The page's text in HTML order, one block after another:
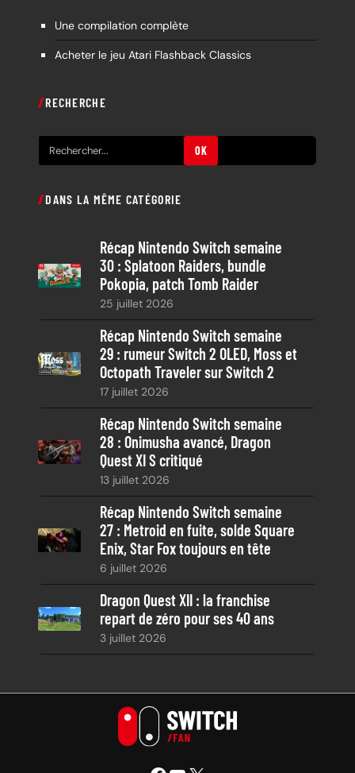
Une compilation complète
Acheter le jeu Atari Flashback Classics
RECHERCHE
e
h
c
h
OK
DANS LA MÊME CATÉGORIE
Récap Nintendo Switch semaine
30 : Splatoon Raiders, bundle
Pokopia, patch Tomb Raider
25 juillet 2026
Récap Nintendo Switch semaine
29 : rumeur Switch 2 OLED, Moss et
Octopath Traveler sur Switch 2
17 juillet 2026
Récap Nintendo Switch semaine
28 : Onimusha avancé, Dragon
Quest XI S critiqué
13 juillet 2026
Récap Nintendo Switch semaine
27 : Metroid en fuite, solde Square
Enix, Star Fox toujours en tête
6 juillet 2026
Dragon Quest XII : la franchise
repart de zéro pour ses 40 ans
3 juillet 2026